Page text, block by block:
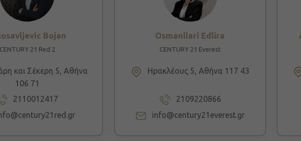
Bojan
21 Red 2
και Σέκερη 5, Αθήνα
106 71
2110012417
Osmanllari Edlira
CENTURY 21 Everest
Ηρακλέους 5, Αθήνα 117 43
2109220866
info@century21everest.gr